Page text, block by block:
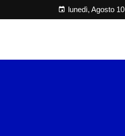
lunedì, Agosto 10